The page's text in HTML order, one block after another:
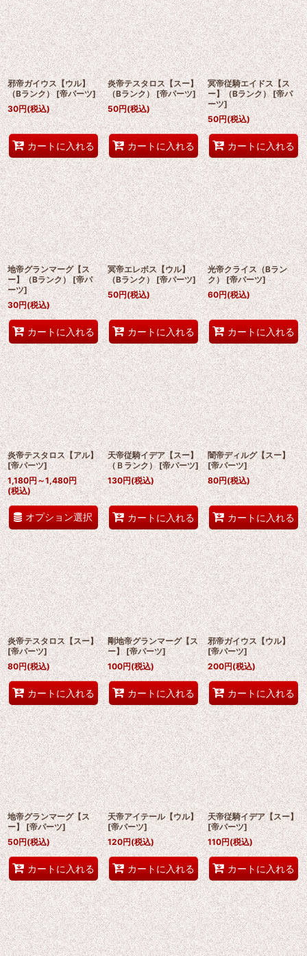
邪帝ガイウス【ウル】
（Bランク） [帝パーツ]
30円(税込)
カートに入れる
炎帝テスタロス【スー】
（Bランク） [帝パーツ]
50円(税込)
カートに入れる
冥帝従騎エイドス【ス
ー】（Bランク） [帝パ
ーツ]
50円(税込)
カートに入れる
地帝グランマーグ【ス
ー】（Bランク） [帝パ
ーツ]
30円(税込)
カートに入れる
冥帝エレボス【ウル】
（Bランク） [帝パーツ]
50円(税込)
カートに入れる
光帝クライス（Bラン
ク） [帝パーツ]
60円(税込)
カートに入れる
炎帝テスタロス【アル】
[帝パーツ]
1,180円～1,480円
(税込)
オプション選択
天帝従騎イデア【スー】
（Ｂランク） [帝パーツ]
130円(税込)
カートに入れる
闇帝ディルグ【スー】
[帝パーツ]
80円(税込)
カートに入れる
炎帝テスタロス【スー】
[帝パーツ]
80円(税込)
カートに入れる
剛地帝グランマーグ【ス
ー】 [帝パーツ]
100円(税込)
カートに入れる
邪帝ガイウス【ウル】
[帝パーツ]
200円(税込)
カートに入れる
地帝グランマーグ【ス
ー】 [帝パーツ]
50円(税込)
カートに入れる
天帝アイテール【ウル】
[帝パーツ]
120円(税込)
カートに入れる
天帝従騎イデア【スー】
[帝パーツ]
110円(税込)
カートに入れる